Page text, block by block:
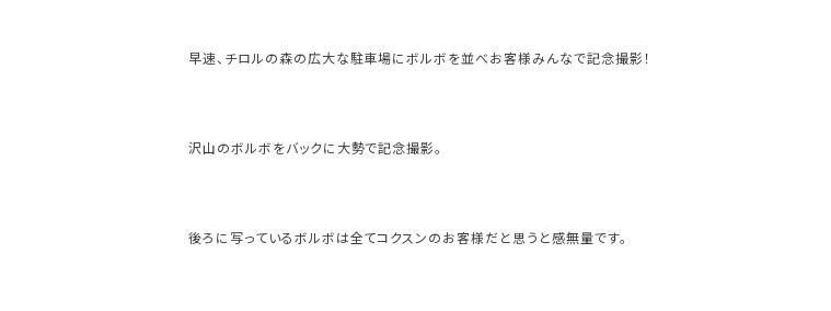
早速、チロルの森の広大な駐車場にボルボを並べお客様みんなで記念撮影！
沢山のボルボをバックに大勢で記念撮影。
後ろに写っているボルボは全てコクスンのお客様だと思うと感無量です。